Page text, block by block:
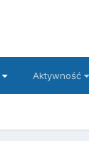
Aktywność